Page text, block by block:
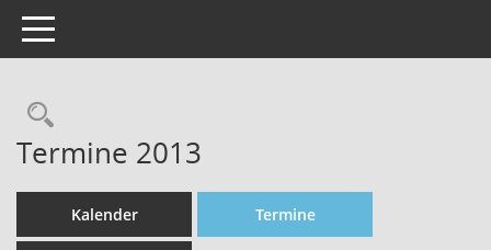
Toggle navigation
Rechercheauswahl
Termine 2013
Kalender Termine